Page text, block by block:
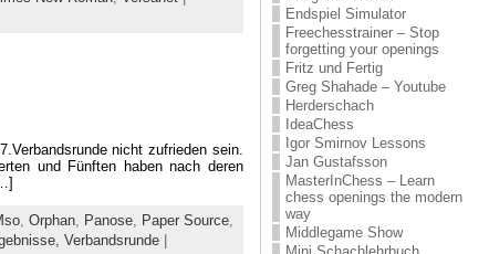
nicht zufrieden sein.
und Fünften haben nach deren
, Orphan, Panose, Paper Source,
Verbandsrunde|
Endspiel Simulator
Freechesstrainer – Stop
forgetting your openings
Fritz und Fertig
Greg Shahade – Youtube
Herderschach
IdeaChess
Igor Smirnov Lessons
Jan Gustafsson
MasterInChess – Learn
chess openings the modern
way
Middlegame Show